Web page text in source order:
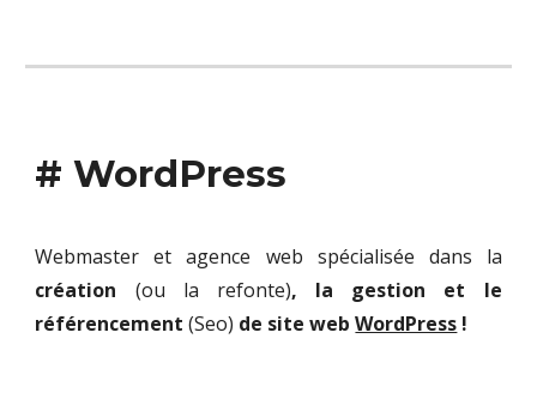
# WordPress
Webmaster et agence web spécialisée dans la
création (ou la refonte), la gestion et le
référencement (Seo) de site webWordPress !